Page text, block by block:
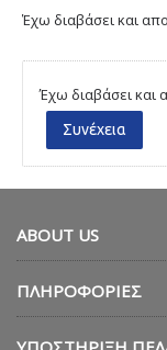
Έχω διαβάσει και
Έχω διαβάσει και
ABOUT US
ΠΛΗΡΟΦΟΡΊΕΣ